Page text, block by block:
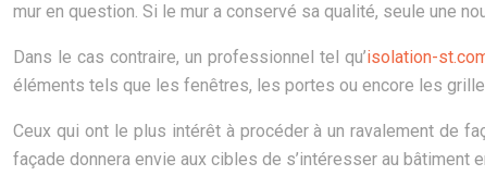
mur en question. Si le mur a conservé sa qualité, seule une
Dans le cas contraire, un professionnel tel qu’isolation-
éléments tels que les fenêtres, les portes ou encore les
Ceux qui ont le plus intérêt à procéder à un ravalement de
façade donnera envie aux cibles de s’intéresser au bâtiment